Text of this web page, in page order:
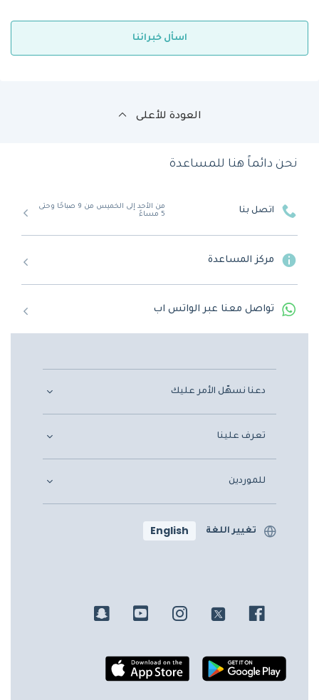
اسأل خبرائنا
العودة للأعلى
نحن دائماً هنا للمساعدة
اتصل بنا
من الأحد إلى الخميس من 9 صباحًا وحتى
5 مساءً
مركز المساعدة
تواصل معنا عبر الواتس اب
دعنا نسهّل الأمر عليك
تعرف علينا
للموردين
تغيير اللغة English